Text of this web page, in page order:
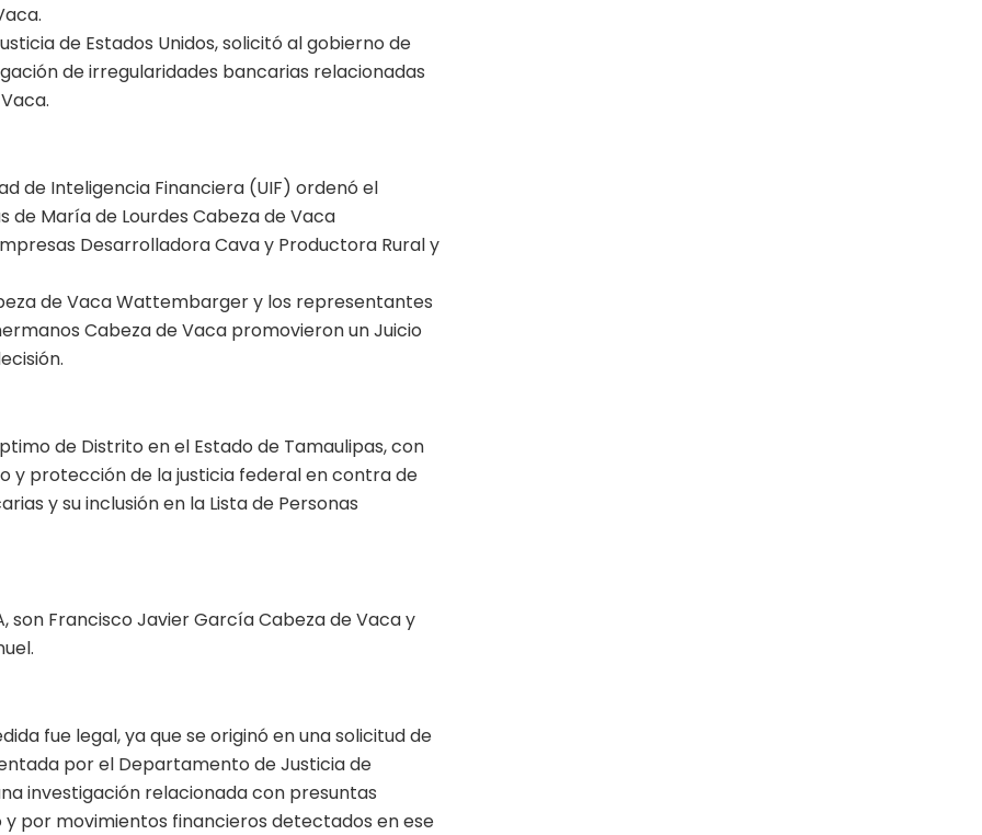
de Estados Unidos, solicitó al gobierno de
de irregularidades bancarias relacionadas
de Inteligencia Financiera (UIF) ordenó el
de María de Lourdes Cabeza de Vaca
Desarrolladora Cava y Productora Rural y
de Vaca Wattembarger y los representantes
Cabeza de Vaca promovieron un Juicio
de Distrito en el Estado de Tamaulipas, con
y protección de la justicia federal en contra de
y su inclusión en la Lista de Personas
son Francisco Javier García Cabeza de Vaca y
fue legal, ya que se originó en una solicitud de
por el Departamento de Justicia de
investigación relacionada con presuntas
por movimientos financieros detectados en ese